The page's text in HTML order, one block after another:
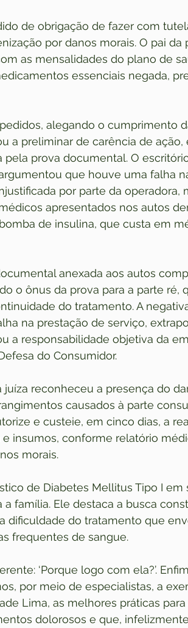
de obrigação de fazer com
por danos morais. O pai da
as mensalidades do plano de
essenciais negada,
alegando o cumprimento
a preliminar de carência de ação,
prova documental. O
que houve uma falha
por parte da operadora,
apresentados nos autos
de insulina, que custa em
anexada aos autos
o ônus da prova para a parte ré,
do tratamento. A
na prestação de serviço,
a responsabilidade objetiva da
do Consumidor.
reconheceu a presença do
causados à parte
e custeie, em cinco dias, a
insumos, conforme relatório
morais.
de Diabetes Mellitus Tipo I em
família. Ele destaca a busca
dificuldade do tratamento que
frequentes de sangue.
‘Porque logo com ela?’.
por meio de especialistas, a
Lima, as melhores práticas
dolorosos e que,